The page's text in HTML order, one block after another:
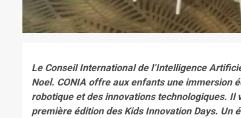
Le Conseil International de l’Intelligence
Noel. CONIA offre aux enfants une immersion
robotique et des innovations technologiques.
première édition des Kids Innovation Days. Un